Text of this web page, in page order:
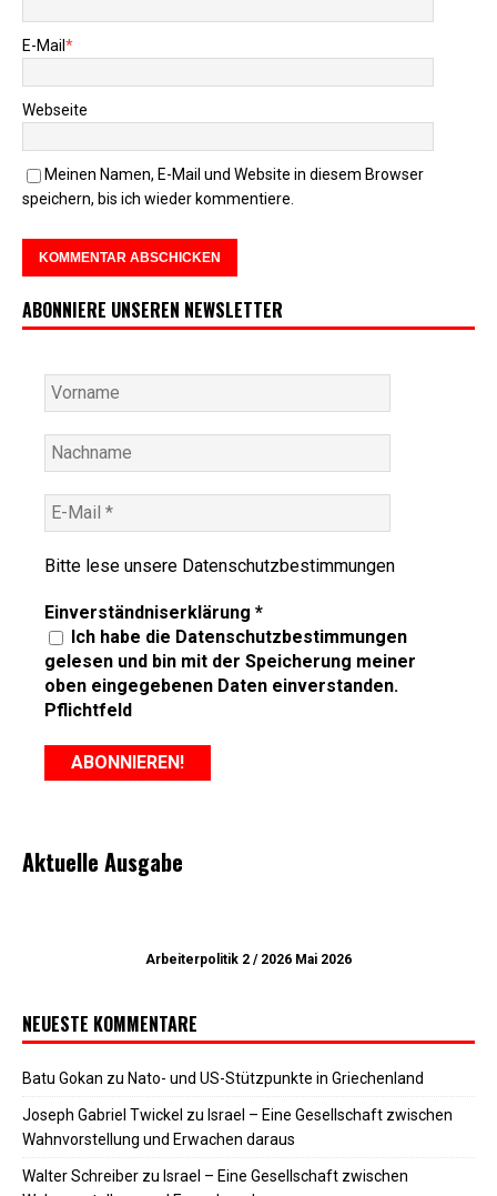
E-Mail *
Webseite
Meinen Namen, E-Mail und Website in diesem Browser
speichern, bis ich wieder kommentiere.
ABONNIERE UNSEREN NEWSLETTER
Bitte lese unsere Datenschutzbestimmungen
Einverständniserklärung *
Ich habe die Datenschutzbestimmungen
gelesen und bin mit der Speicherung meiner
oben eingegebenen Daten einverstanden.
Pflichtfeld
Aktuelle Ausgabe
Arbeiterpolitik 2 / 2026 Mai 2026
NEUESTE KOMMENTARE
Batu Gokan zu Nato- und US-Stützpunkte in Griechenland
Joseph Gabriel Twickel zu Israel – Eine Gesellschaft zwischen
Wahnvorstellung und Erwachen daraus
Walter Schreiber zu Israel – Eine Gesellschaft zwischen